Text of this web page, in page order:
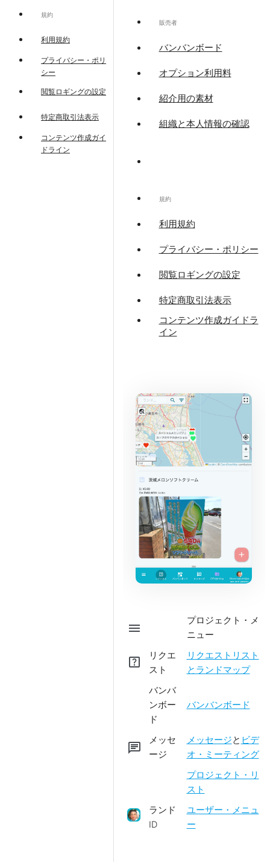
規約
利用規約
プライバシー・ポリ
シー
閲覧ロギングの設定
特定商取引法表示
コンテンツ作成ガイ
ドライン
販売者
バンバンボード
オプション利用料
紹介用の素材
組織と本人情報の確認
規約
利用規約
プライバシー・ポリシー
閲覧ロギングの設定
特定商取引法表示
コンテンツ作成ガイドラ
イン
menu
プロジェクト・メ
ニュー
help_center
リクエ
スト
リクエストリスト
とランドマップ
バンバ
ンボー
ド
バンバンボード
chat
メッセ
ージ
メッセージと ビデ
オ・ミーティング
プロジェクト・リ
スト
ランド
ID
ユーザー・メニュ
ー